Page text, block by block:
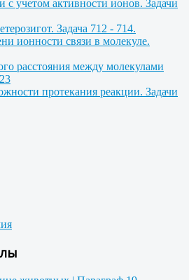
с учетом активности ионов. Задачи
Задача 712 - 714.
ионности связи в молекуле.
расстояния между молекулами
протекания реакции. Задачи